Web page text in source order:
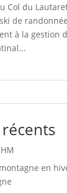
Col du
de
à la gestion
en